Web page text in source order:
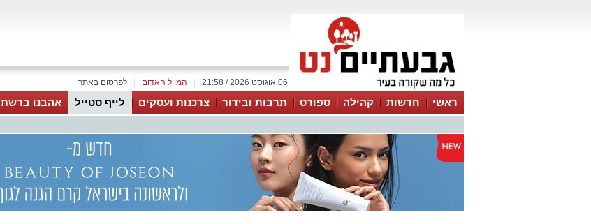
לפרסום באתר המייל האדום 06 אוגוסט 2026 / 21:58
ראשי חדשות קהילה ספורט תרבות ובידור צרכנות ועסקים לייף סטייל אהבנו ברשת